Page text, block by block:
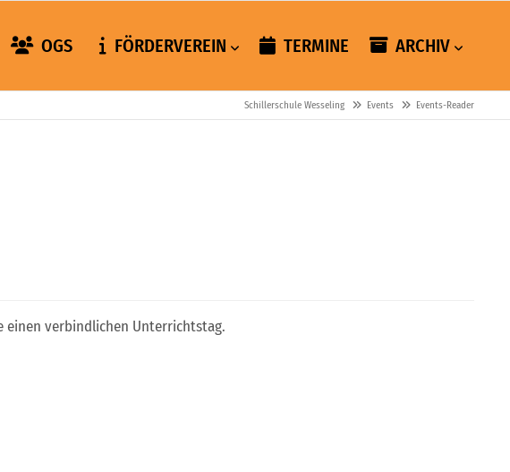
OGS FÖRDERVEREIN TERMINE ARCHIV
Schillerschule Wesseling Events Events-Reader
einen verbindlichen Unterrichtstag.